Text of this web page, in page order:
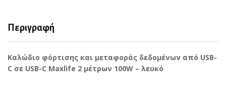
Περιγραφή
Καλώδιο φόρτισης και μεταφοράς δεδομένων από USB-
C σε USB-C Maxlife 2 μέτρων 100W – λευκό